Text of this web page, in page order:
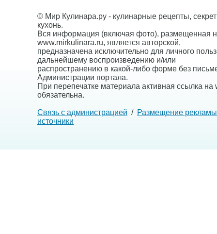
© Мир Кулинара.ру - кулинарные рецепты,
кухонь.
Вся информация (включая фото), размещенная
www.mirkulinara.ru, является авторской,
предназначена исключительно для личного
дальнейшему воспроизведению и/или
распространению в какой-либо форме без
Администрации портала.
При перепечатке материала активная ссылка на
обязательна.
Связь с администрацией / Размещение рекламы
источники